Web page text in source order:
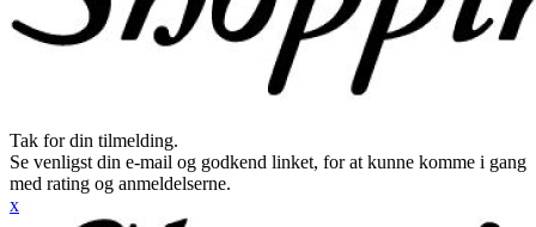
Tak for din tilmelding.
Se venligst din e-mail og godkend linket, for at kunne komme i gang
med rating og anmeldelserne.
x